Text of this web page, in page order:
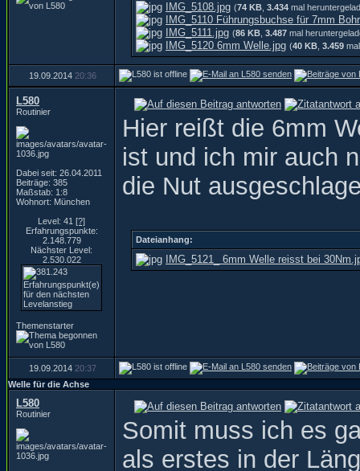
IMG_5108.jpg (74 KB 3.434 mal
IMG_5110 Führungsbuchse für 7mm
IMG_5111.jpg (86 KB 3.487 mal
IMG_5120 6mm Welle.jpg (40 KB 3.459
19.09.2014 20:36
L580
Routinier
Dabei seit: 26.04.2011
Beiträge: 385
Maßstab: 1:8
Wohnort: München
Level: 41 [?]
Erfahrungspunkte:
2.148.779
Nächster Level:
2.530.022
Themenstarter
Hier reißt die 6mm
ist und ich mir auch
die Nut
Dateianhang:
IMG_5121_ 6mm Welle reisst bei
19.09.2014 20:37
Welle für die Achse
L580
Routinier
Somit muss ich es
als erstes in der